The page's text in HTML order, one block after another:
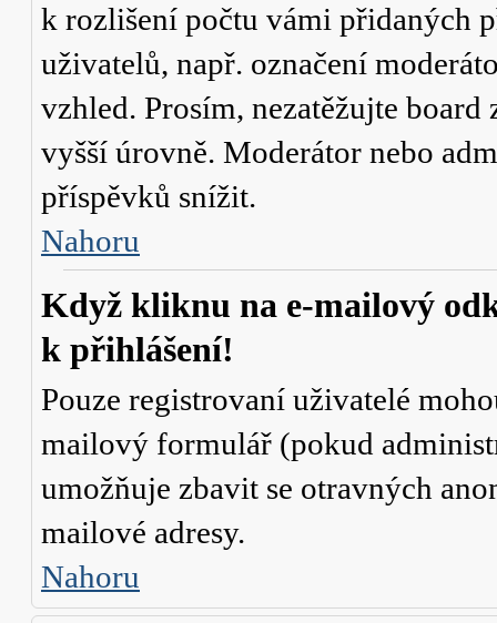
k rozlišení počtu vámi přidaných
uživatelů, např. označení
vzhled. Prosím, nezatěžujte
vyšší úrovně. Moderátor nebo
příspěvků snížit.
Nahoru
Když kliknu na e-mailový
k přihlášení!
Pouze registrovaní uživatelé
mailový formulář (pokud
umožňuje zbavit se otravných
mailové adresy.
Nahoru